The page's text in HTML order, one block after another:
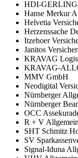
HDI-GERLING
Hanse Merkur
Helvetia
Herzenssache
Itzehoer
Janitos
KRAVAG
KRAVAG-
MMV GmbH
Neodigital
Nürnberger
Nürnberger
OCC
R + V
SHT Schmitz
SV
Signal-Iduna